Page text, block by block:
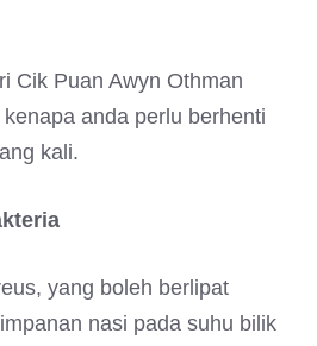
Cik Puan Awyn Othman
anda perlu berhenti
kali.
yang boleh berlipat
nasi pada suhu bilik